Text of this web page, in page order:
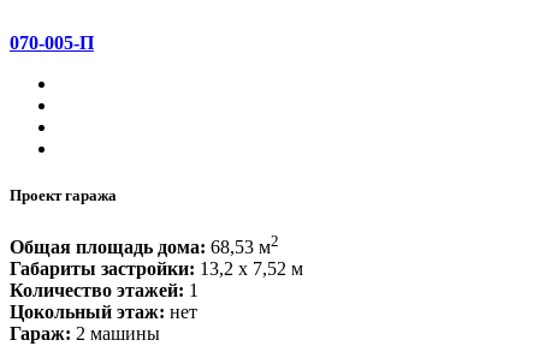
070-005-П
Проект гаража
Общая площадь дома: 68,53 м2
Габариты застройки: 13,2 x 7,52 м
Количество этажей: 1
Цокольный этаж: нет
Гараж: 2 машины